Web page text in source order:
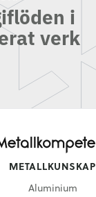
i
verk
METALLKUNSKAP
Aluminium